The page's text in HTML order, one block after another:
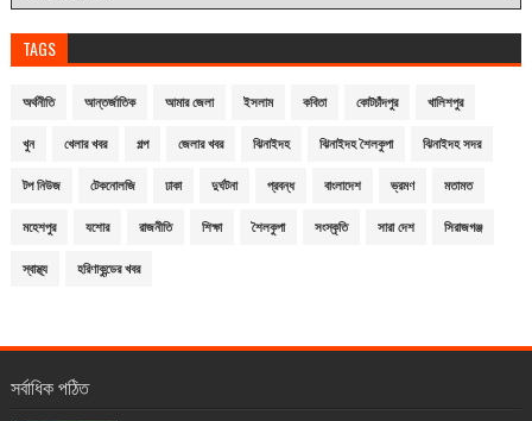
TAGS
অর্থনীতি আন্তর্জাতিক আমার জেলা ইসলাম কবিতা কোটচাঁদপুর খালিশপুর
খুন খেলার খবর গল্প জেলার খবর ঝিনাইদহ ঝিনাইদহ শৈলকুপা ঝিনাইদহ সদর
টপ নিউজ টেকনোলজি ঢাকা দুর্ঘটনা প্রবন্ধ বাংলাদেশ ভ্রমণ মতামত
মহেশপুর যশোর রাজনীতি শিক্ষা শৈলকুপা সংস্কৃতি সারা দেশ সিরাজগঞ্জ
স্বাস্থ্য হরিণাকুন্ডের খবর
সর্বাধিক পঠিত